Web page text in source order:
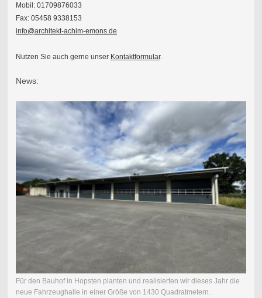
Mobil: 01709876033
Fax: 05458 9338153
info@architekt-achim-emons.de
Nutzen Sie auch gerne unser Kontaktformular.
News:
Für den Bauhof in Hopsten planten und realisierten wir dieses Jahr die
neue Fahrzeughalle in einer Größe von 1430 Quadratmetern.